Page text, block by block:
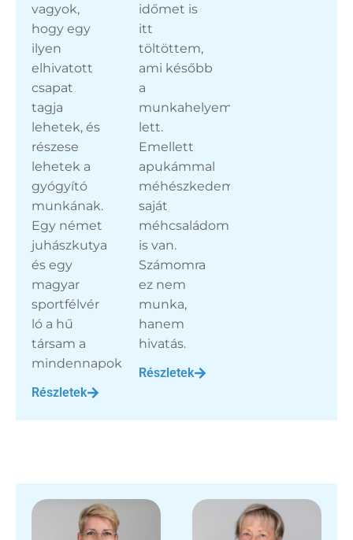
vagyok,
hogy egy
ilyen
elhivatott
csapat
tagja
lehetek, és
részese
lehetek a
gyógyító
munkának.
Egy német
juhászkutya
és egy
magyar
sportfélvér
ló a hű
társam a
mindennapokban.
Részletek
időmet is
itt
töltöttem,
ami később
a
munkahelyem
lett.
Emellett
apukámmal
méhészkedem,
saját
méhcsaládom
is van.
Számomra
ez nem
munka,
hanem
hivatás.
Részletek